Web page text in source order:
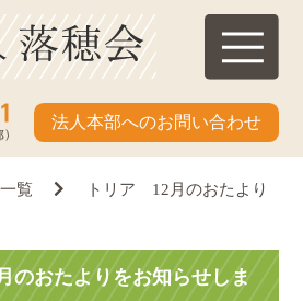
法人本部へのお問い合わせ
覧
トリア 12月のおたより
のおたよりをお知らせしま